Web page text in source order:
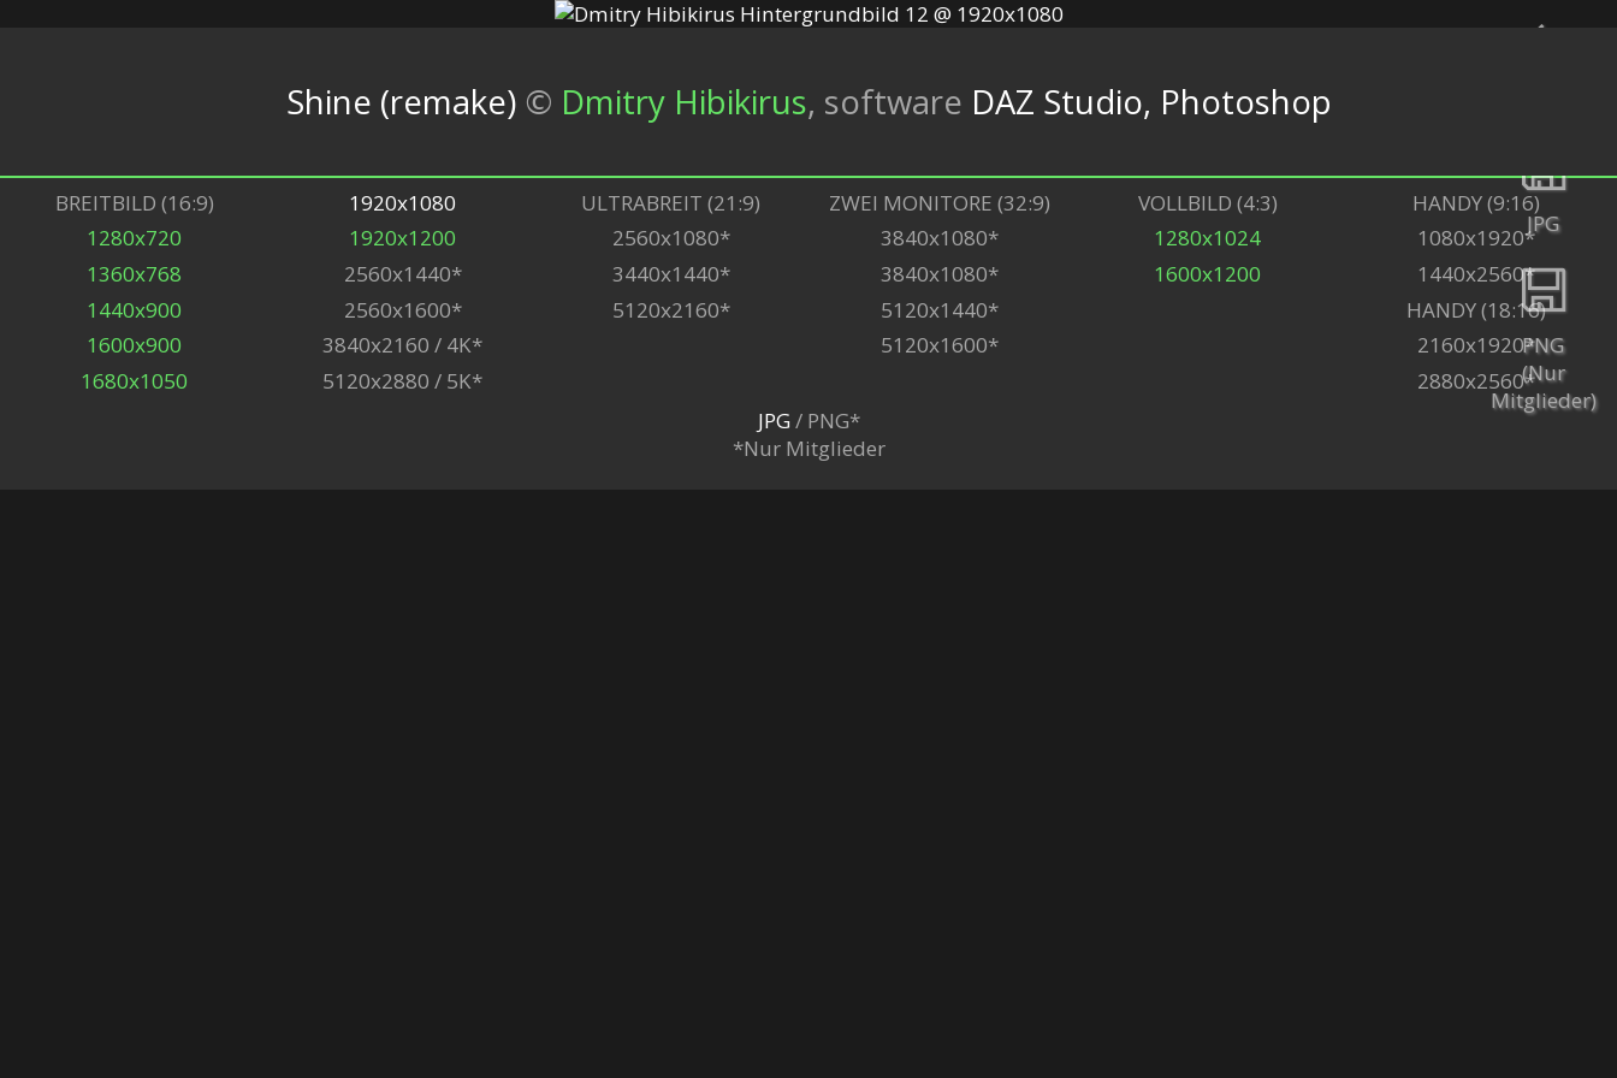
JPG
PNG
(Nur
Mitglieder)
Shine (remake)© Dmitry Hibikirus, software DAZ Studio, Photoshop
BREITBILD (16:9)
1280x720
1360x768
1440x900
1600x900
1680x1050
1920x1080
1920x1200
2560x1440*
2560x1600*
3840x2160 / 4K*
5120x2880 / 5K*
ULTRABREIT (21:9)
2560x1080*
3440x1440*
5120x2160*
ZWEI MONITORE (32:9)
3840x1080*
3840x1080*
5120x1440*
5120x1600*
VOLLBILD (4:3)
1280x1024
1600x1200
HANDY (9:16)
1080x1920*
1440x2560*
HANDY (18:16)
2160x1920*
2880x2560*
JPG/ PNG*
*Nur Mitglieder